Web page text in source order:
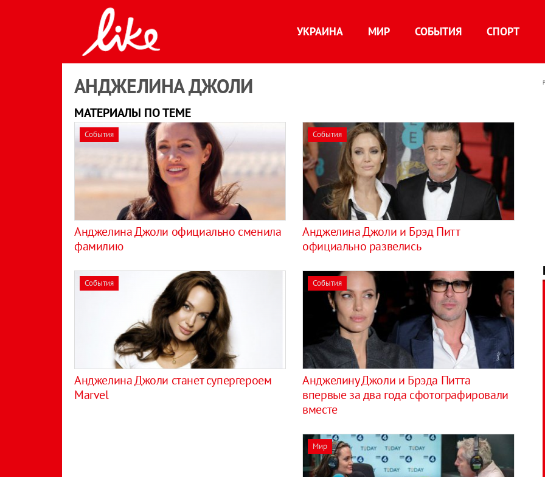
УКРАИНА МИР СОБЫТИЯ СПОРТ
АНДЖЕЛИНА ДЖОЛИ
МАТЕРИАЛЫ ПО ТЕМЕ
События
Анджелина Джоли официально сменила
фамилию
События
Анджелина Джоли и Брэд Питт
официально развелись
События
Анджелина Джоли станет супергероем
Marvel
События
Анджелину Джоли и Брэда Питта
впервые за два года сфотографировали
вместе
Мир